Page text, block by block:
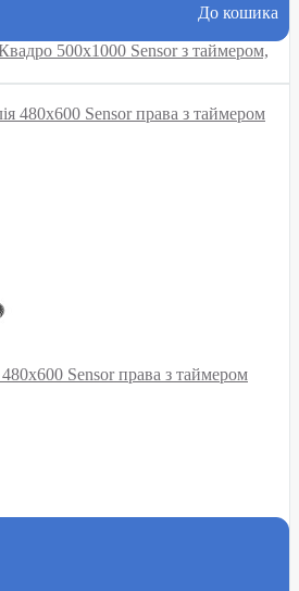
До кошика
500х1000 Sensor з таймером,
Sensor права з таймером